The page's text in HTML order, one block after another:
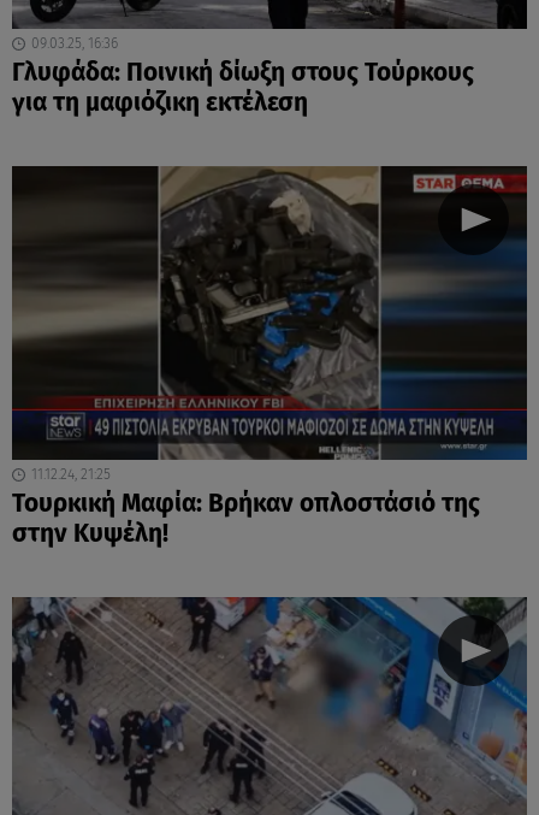
09.03.25, 16:36
Γλυφάδα: Ποινική δίωξη στους Τούρκους
για τη μαφιόζικη εκτέλεση
11.12.24, 21:25
Τουρκική Μαφία: Βρήκαν οπλοστάσιό της
στην Κυψέλη!